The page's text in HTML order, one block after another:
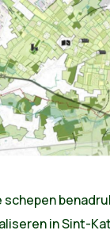
schepen
in Sint-